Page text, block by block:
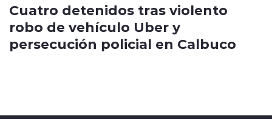
Cuatro detenidos tras violento
robo de vehículo Uber y
persecución policial en Calbuco